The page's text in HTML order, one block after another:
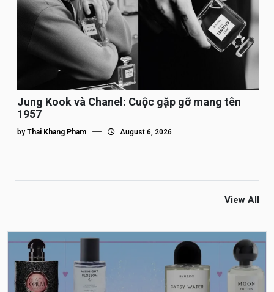
Jung Kook và Chanel: Cuộc gặp gỡ mang tên
1957
by Thai Khang Pham August 6, 2026
View All